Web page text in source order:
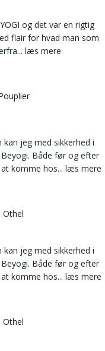
og det var en rigtig
flair for hvad man som
... læs mere
jeg med sikkerhed i
Både før og efter
komme hos... læs mere
Othel
jeg med sikkerhed i
Både før og efter
komme hos... læs mere
Othel